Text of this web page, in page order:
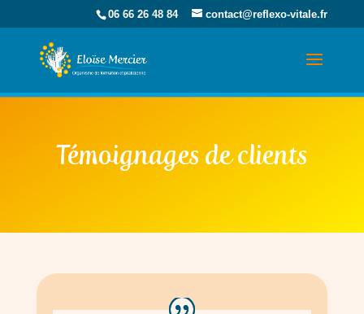
06 66 26 48 84 contact@reflexo-vitale.fr
Témoignages de clients